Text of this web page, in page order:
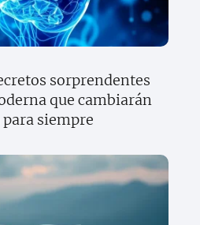
sorprendentes
que cambiarán
siempre